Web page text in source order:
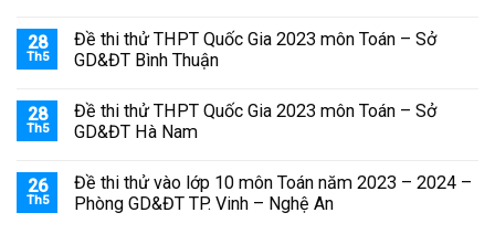
28
Th5
Đề thi thử THPT Quốc Gia 2023 môn Toán – Sở
GD&ĐT Bình Thuận
28
Th5
Đề thi thử THPT Quốc Gia 2023 môn Toán – Sở
GD&ĐT Hà Nam
26
Th5
Đề thi thử vào lớp 10 môn Toán năm 2023 – 2024 –
Phòng GD&ĐT TP. Vinh – Nghệ An